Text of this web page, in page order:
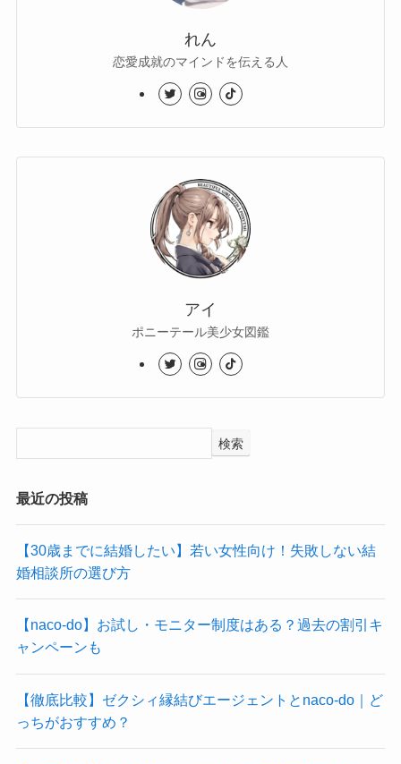
れん
恋愛成就のマインドを伝える人
アイ
ポニーテール美少女図鑑
検索
最近の投稿
【30歳までに結婚したい】若い女性向け！失敗しない結
婚相談所の選び方
【naco-do】お試し・モニター制度はある？過去の割引キ
ャンペーンも
【徹底比較】ゼクシィ縁結びエージェントとnaco-do｜ど
っちがおすすめ？